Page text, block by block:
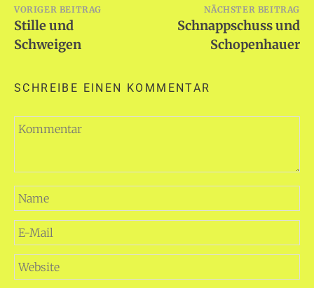
Beitragsnavigation
VORIGER BEITRAG
Stille und
Schweigen
NÄCHSTER BEITRAG
Schnappschuss und
Schopenhauer
SCHREIBE EINEN KOMMENTAR